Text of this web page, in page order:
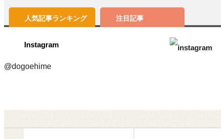
人気記事ランキング 注目記事
Instagram
@dogoehime